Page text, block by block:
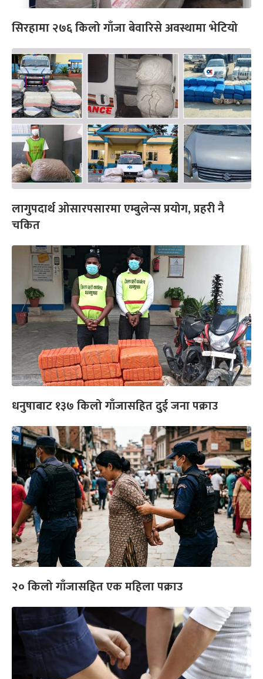
सिरहामा २७६ किलो गाँजा बेवारिसे अवस्थामा भेटियो
लागुपदार्थ ओसारपसारमा एम्बुलेन्स प्रयोग, प्रहरी नै
चकित
धनुषाबाट १३७ किलो गाँजासहित दुई जना पक्राउ
‍२० किलो गाँजासहित एक महिला पक्राउ